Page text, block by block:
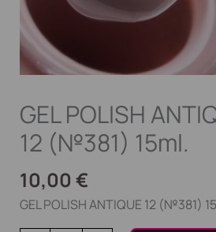
GEL POLISH
12 (№381) 15ml.
10,00 €
GEL POLISH ANTIQUE 12 (№381)